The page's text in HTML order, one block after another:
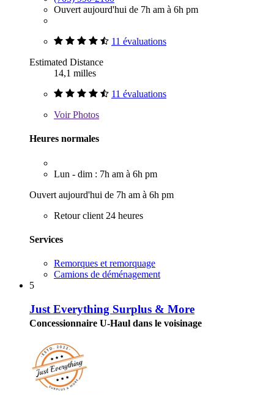
Ouvert aujourd'hui de 7h am à 6h pm
11 évaluations
Estimated Distance
14,1 milles
11 évaluations
VoirPhotos
Heures normales
Lun - dim : 7h am à 6h pm
Ouvert aujourd'hui de 7h am à 6h pm
Retour client 24 heures
Services
Remorques et remorquage
Camions de déménagement
5
Just Everything Surplus & More
Concessionnaire U-Haul dans le voisinage